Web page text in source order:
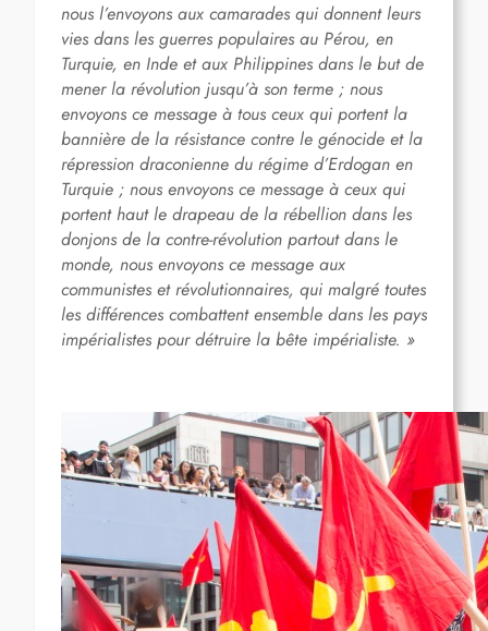
nous l’envoyons aux camarades qui donnent leurs
vies dans les guerres populaires au Pérou, en
Turquie, en Inde et aux Philippines dans le but de
mener la révolution jusqu’à son terme ; nous
envoyons ce message à tous ceux qui portent la
bannière de la résistance contre le génocide et la
répression draconienne du régime d’Erdogan en
Turquie ; nous envoyons ce message à ceux qui
portent haut le drapeau de la rébellion dans les
donjons de la contre-révolution partout dans le
monde, nous envoyons ce message aux
communistes et révolutionnaires, qui malgré toutes
les différences combattent ensemble dans les pays
impérialistes pour détruire la bête impérialiste. »